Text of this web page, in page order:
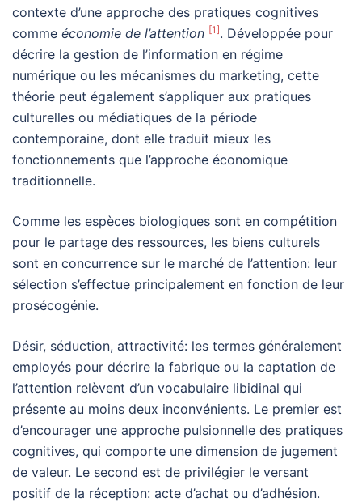
contexte d’une approche des pratiques cognitives
comme économie de l’attention [1]. Développée pour
décrire la gestion de l’information en régime
numérique ou les mécanismes du marketing, cette
théorie peut également s’appliquer aux pratiques
culturelles ou médiatiques de la période
contemporaine, dont elle traduit mieux les
fonctionnements que l’approche économique
traditionnelle.
Comme les espèces biologiques sont en compétition
pour le partage des ressources, les biens culturels
sont en concurrence sur le marché de l’attention: leur
sélection s’effectue principalement en fonction de leur
prosécogénie.
Désir, séduction, attractivité: les termes généralement
employés pour décrire la fabrique ou la captation de
l’attention relèvent d’un vocabulaire libidinal qui
présente au moins deux inconvénients. Le premier est
d’encourager une approche pulsionnelle des pratiques
cognitives, qui comporte une dimension de jugement
de valeur. Le second est de privilégier le versant
positif de la réception: acte d’achat ou d’adhésion.